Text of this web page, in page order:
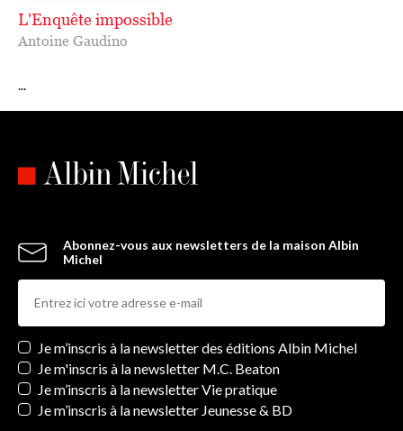
L'Enquête impossible
Antoine Gaudino
...
Abonnez-vous aux newsletters de la maison Albin
Michel
Newsletters
Je m’inscris à la newsletter des éditions Albin Michel
Je m'inscris à la newsletter M.C. Beaton
Je m’inscris à la newsletter Vie pratique
Je m’inscris à la newsletter Jeunesse & BD